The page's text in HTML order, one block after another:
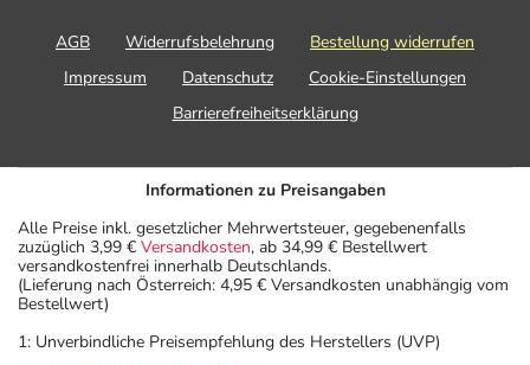
AGB Widerrufsbelehrung
Bestellung widerrufen
Impressum
Datenschutz
Cookie-Einstellungen
Barrierefreiheitserklärung
Informationen zu Preisangaben
Alle Preise inkl. gesetzlicher Mehrwertsteuer, gegebenenfalls
zuzüglich 3,99 € Versandkosten, ab 34,99 € Bestellwert
versandkostenfrei innerhalb Deutschlands.
(Lieferung nach Österreich: 4,95 € Versandkosten unabhängig vom
Bestellwert)
1: Unverbindliche Preisempfehlung des Herstellers (UVP)